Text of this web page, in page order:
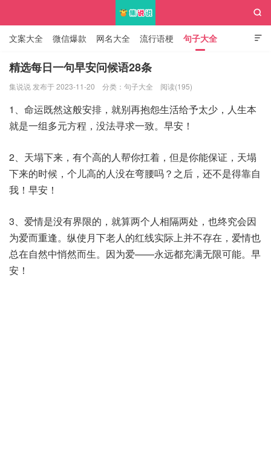

文案大全 微信爆款 网名大全 流行语梗 句子大全
知识大全

精选每日一句早安问候语28条
集说说 发布于 2023-11-20 分类： 句子大全 阅读(195)
1、命运既然这般安排，就别再抱怨生活给予太少，人生本
就是一组多元方程，没法寻求一致。早安！
2、天塌下来，有个高的人帮你扛着，但是你能保证，天塌
下来的时候，个儿高的人没在弯腰吗？之后，还不是得靠自
我！早安！
3、爱情是没有界限的，就算两个人相隔两处，也终究会因
为爱而重逢。纵使月下老人的红线实际上并不存在，爱情也
总在自然中悄然而生。因为爱——永远都充满无限可能。早
安！